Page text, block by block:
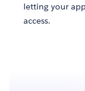
letting your
access.